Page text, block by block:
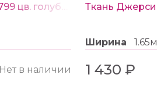
Нет в наличии
Ширина 1.65м
1 430 ₽